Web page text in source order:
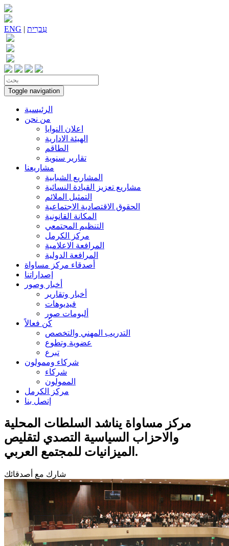
ENG | עִברִית
Toggle navigation
الرئيسية
من نحن
اعلان النوايا
الهيئة الادارية
الطاقم
تقارير سنوية
مشاريعنا
المشاريع الشبابية
مشاريع تعزيز القيادة النسائية
التمثيل الملائم
الحقوق الاقتصادية الاجتماعية
المكانة القانونية
التنظيم المجتمعي
مركز الكرمل
المرافعة الاعلامية
المرافعة الدولية
أصدقاء مركز مساواة
إصداراتنا
أخبار وصور
أخبار وتقارير
فيديوهات
ألبومات صور
كُن فعالاً
التدريب المهني والتخصص
عضوية وتطوع
تبرع
شركاء وممولون
شركاء
الممولون
مركز الكرمل
إتصل بنا
مركز مساواة يناشد السلطات المحلية
والاحزاب السياسية التصدي لتقليص
الميزانيات للمجتمع العربي.
شارك مع أصدقائك